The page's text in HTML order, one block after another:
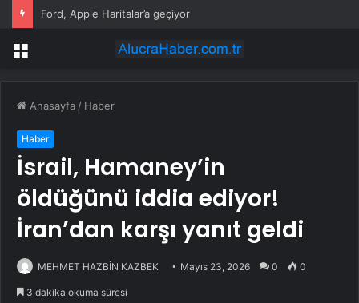
3 çocuğunu öldüren annenin savunması pes dedirtti
Menü
Anasayfa / Haber
Haber
İsrail, Hamaney’in
öldüğünü iddia ediyor!
İran’dan karşı yanıt geldi
MEHMET HAZBİN KAZBEK Mayıs 23, 2026 0 0
3 dakika okuma süresi